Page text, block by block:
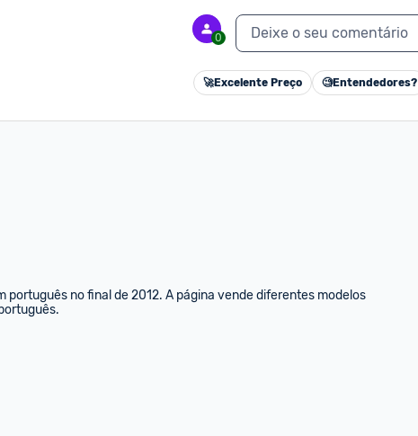
0 Deixe o seu comentário
🚀Excelente Preço 🧐Entendedores?
no final de 2012. A página vende diferentes modelos